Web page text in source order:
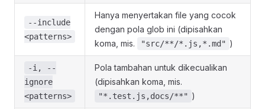
--include
<patterns>
Hanya menyertakan file yang cocok
dengan pola glob ini (dipisahkan
koma, mis.
"src/**/*.js,*.md" )
-i, --
ignore
<patterns>
Pola tambahan untuk dikecualikan
(dipisahkan koma, mis.
"*.test.js,docs/**" )